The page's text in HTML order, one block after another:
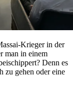
Krieger in der
man in einem
Denn es
zu gehen oder eine